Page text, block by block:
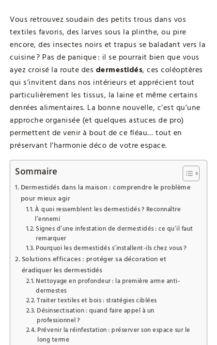
Vous retrouvez soudain des petits trous dans vos
textiles favoris, des larves sous la plinthe, ou pire
encore, des insectes noirs et trapus se baladant vers la
cuisine ? Pas de panique : il se pourrait bien que vous
ayez croisé la route des dermestidés, ces coléoptères
qui s’invitent dans nos intérieurs et apprécient tout
particulièrement les tissus, la laine et même certains
denrées alimentaires. La bonne nouvelle, c’est qu’une
approche organisée (et quelques astuces de pro)
permettent de venir à bout de ce fléau… tout en
préservant l’harmonie déco de votre espace.
Sommaire
Dermestidés dans la maison : comprendre le problème
pour mieux agir
À quoi ressemblent les dermestidés ? Reconnaître
l’ennemi
Signes d’une infestation de dermestidés : ce qu’il faut
remarquer
Pourquoi les dermestidés s’installent-ils chez vous ?
Solutions efficaces : protéger sa décoration et
éradiquer les dermestidés
Nettoyage en profondeur : la première arme anti-
dermestes
Traiter textiles et bois : stratégies ciblées
Désinsectisation : quand faire appel à un
professionnel ?
Prévenir la réinfestation : préserver son espace sur le
long terme